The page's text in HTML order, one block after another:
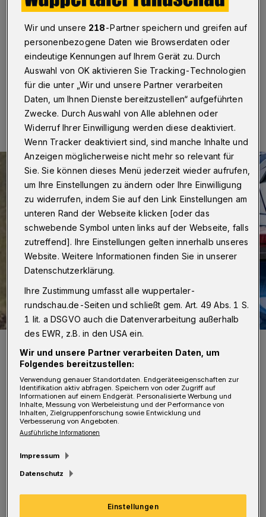
Privatvergnügen“
·
Betr.: Ladeinfrastrukturkonzept für
Wuppertal
31.05.2024 , 08:30 Uhr Eine Minute Lesezeit
Eine der Ladesäulen in Wuppertal.
Foto: Wupperverband
D ie Stadt Wuppertal kümmert sich um
die flächendeckende Möglichkeit, E-
Autos zu laden. Verkehrswende heißt: weniger
öffentlicher Verkehr – der gern elektrisch sein
Wir und unsere 218-Partner speichern und greifen auf
personenbezogene Daten wie Browserdaten oder
eindeutige Kennungen auf Ihrem Gerät zu. Durch
Auswahl von OK aktivieren Sie Tracking-Technologien
für die unter „Wir und unsere Partner verarbeiten
Daten, um Ihnen Dienste bereitzustellen“ aufgeführten
Zwecke. Durch Auswahl von Alle ablehnen oder
Widerruf Ihrer Einwilligung werden diese deaktiviert.
Wenn Tracker deaktiviert sind, sind manche Inhalte und
Anzeigen möglicherweise nicht mehr so relevant für
Sie. Sie können dieses Menü jederzeit wieder aufrufen,
um Ihre Einstellungen zu ändern oder Ihre Einwilligung
zu widerrufen, indem Sie auf den Link Einstellungen am
unteren Rand der Webseite klicken [oder das
schwebende Symbol unten links auf der Webseite, falls
zutreffend]. Ihre Einstellungen gelten innerhalb unseres
Website. Weitere Informationen finden Sie in unserer
Datenschutzerklärung.
Ihre Zustimmung umfasst alle wuppertaler-
rundschau.de-Seiten und schließt gem. Art. 49 Abs. 1 S.
1 lit. a DSGVO auch die Datenverarbeitung außerhalb
des EWR, z.B. in den USA ein.
Wir und unsere Partner verarbeiten Daten, um
Folgendes bereitzustellen:
Verwendung genauer Standortdaten. Endgeräteeigenschaften zur
Identifikation aktiv abfragen. Speichern von oder Zugriff auf
Informationen auf einem Endgerät. Personalisierte Werbung und
Inhalte, Messung von Werbeleistung und der Performance von
Inhalten, Zielgruppenforschung sowie Entwicklung und
Verbesserung von Angeboten.
Ausführliche Informationen
Impressum
Datenschutz
Einstellungen